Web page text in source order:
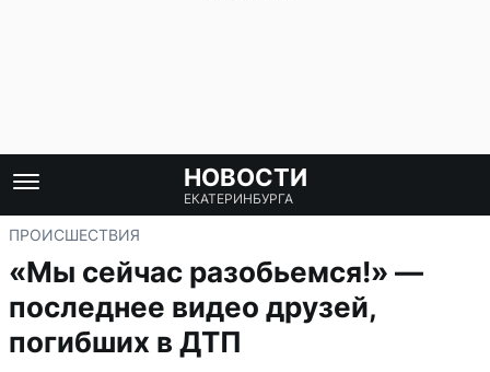
НОВОСТИ
ЕКАТЕРИНБУРГА
ПРОИСШЕСТВИЯ
«Мы сейчас разобьемся!» —
последнее видео друзей,
погибших в ДТП